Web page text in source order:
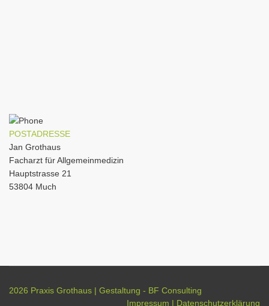
POSTADRESSE
Jan Grothaus
Facharzt für Allgemeinmedizin
Hauptstrasse 21
53804 Much
2026 Praxis Grothaus | Gestaltung - BF Consulting
Impressum | Datenschutzerklärung